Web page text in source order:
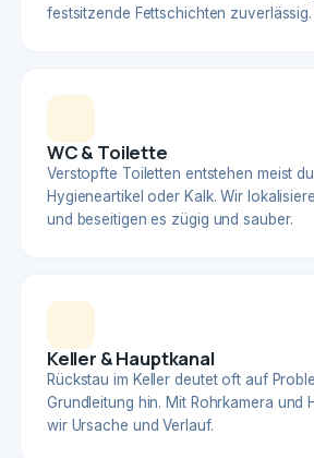
festsitzende Fettschichten zuverlässig.
WC & Toilette
Verstopfte Toiletten entstehen meist
Hygieneartikel oder Kalk. Wir
und beseitigen es zügig und sauber.
Keller & Hauptkanal
Rückstau im Keller deutet oft auf
Grundleitung hin. Mit Rohrkamera und
wir Ursache und Verlauf.